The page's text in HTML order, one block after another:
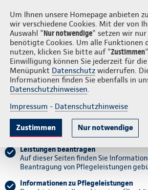
Um Ihnen unsere Homepage anbieten
wir verschiedene Cookies. Mit der von
Auswahl "Nur notwendige" setzen wir
benötigte Cookies. Um alle Funktionen
nutzen, klicken Sie bitte auf "Zustimmen
Einwilligung können Sie jederzeit für
Menüpunkt Datenschutz widerrufen.
Informationen finden Sie ebenfalls in
Datenschutzhinweisen.
Impressum - Datenschutzhinweise
Zustimmen Nur notwendige
Continentale vor Ort
Antragsablauf Antrag stellen Übersicht
Unterstützung im
Leistungen der
Wir begleiten Sie Schritt für Schritt.
Leistungen beantragen
Auf dieser Seiten finden Sie
Beantragung von Pflegeleistungen
Informationen zu Pflegeleistungen